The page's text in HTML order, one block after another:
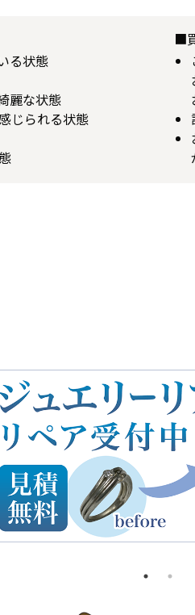
る状態
麗な状態
じられる状態
■